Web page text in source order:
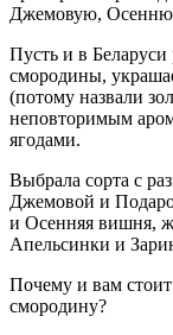
Джемовую,
Пусть и в Беларуси
смородины,
(потому назвали
неповторимым
ягодами.
Выбрала сорта с
Джемовой и
и Осенняя вишня,
Апельсинки и
Почему и вам
смородину?